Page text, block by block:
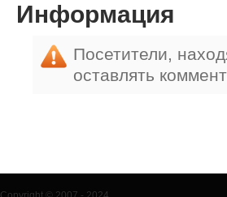
Информация
Посетители,
оставлять